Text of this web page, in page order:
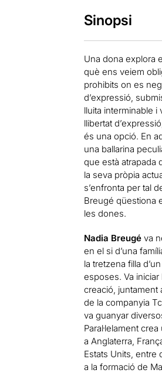
Sinopsi
Una dona explora
què ens veiem
prohibits on es
d’expressió,
lluita interminable i
llibertat
és una opció. En
una ballarina
que està atrapada
la seva pròpia
s’enfronta per tal
Breugé qüestiona
les dones.
Nadia Breugé va
en el si d’una
la tretzena filla
esposes. Va iniciar
creació, juntament
de la companyia
va guanyar
Paral·lelament
a Anglaterra,
Estats Units, entre
a la formació de